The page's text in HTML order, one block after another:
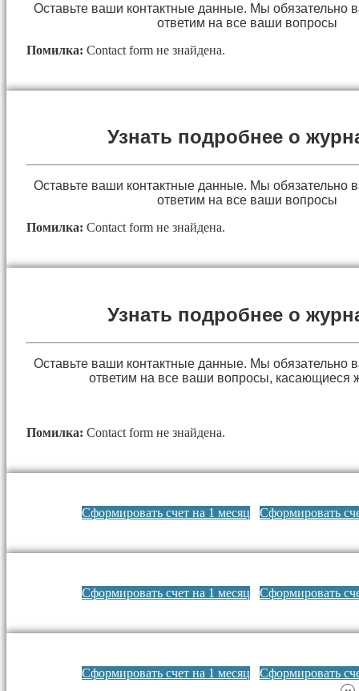
Оставьте ваши контактные данные. Мы обязательно
ответим на все ваши вопросы
Помилка: Contact form не знайдена.
Узнать подробнее о
Оставьте ваши контактные данные. Мы обязательно
ответим на все ваши вопросы
Помилка: Contact form не знайдена.
Узнать подробнее о
Оставьте ваши контактные данные. Мы обязательно
ответим на все ваши вопросы, касающиеся
Помилка: Contact form не знайдена.
Сформировать счет на 1 месяц Сформировать
Сформировать счет на 1 месяц Сформировать
Сформировать счет на 1 месяц
Сформировать